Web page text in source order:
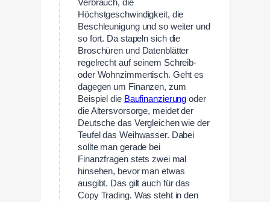
Verbrauch, die
Höchstgeschwindigkeit, die
Beschleunigung und so weiter und
so fort. Da stapeln sich die
Broschüren und Datenblätter
regelrecht auf seinem Schreib-
oder Wohnzimmertisch. Geht es
dagegen um Finanzen, zum
Beispiel die Baufinanzierung oder
die Altersvorsorge, meidet der
Deutsche das Vergleichen wie der
Teufel das Weihwasser. Dabei
sollte man gerade bei
Finanzfragen stets zwei mal
hinsehen, bevor man etwas
ausgibt. Das gilt auch für das
Copy Trading. Was steht in den